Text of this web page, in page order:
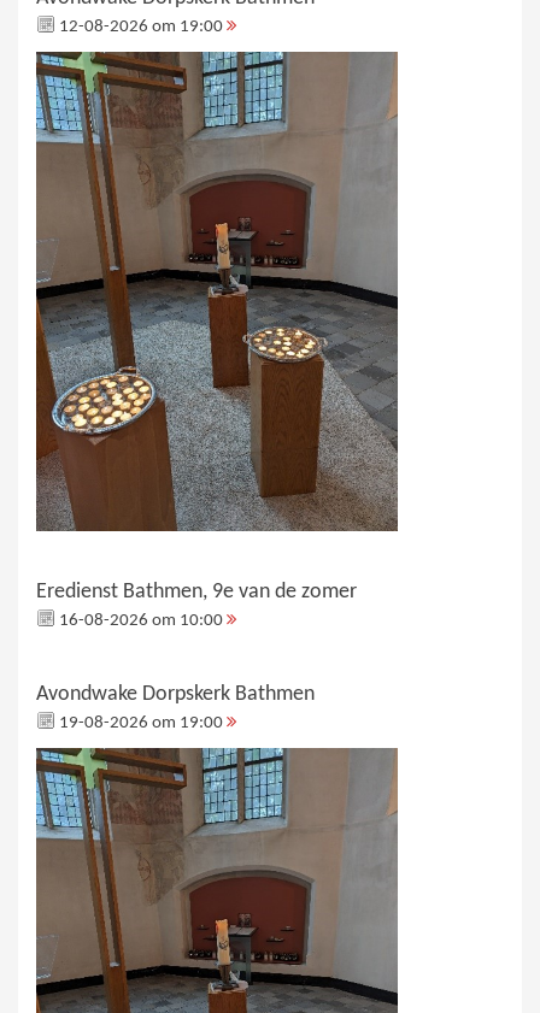
12-08-2026 om 19:00
Eredienst Bathmen, 9e van de zomer
16-08-2026 om 10:00
Avondwake Dorpskerk Bathmen
19-08-2026 om 19:00